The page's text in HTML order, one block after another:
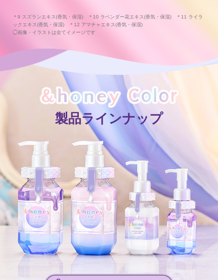
＊9 スズランエキス(香気・保湿) ＊10 ラベンダー花エキス(香気・保湿) ＊11 ライラ
ックエキス(香気・保湿) ＊12 アマチャエキス(香気・保湿)
◯画像・イラストは全てイメージです
製品ラインナップ